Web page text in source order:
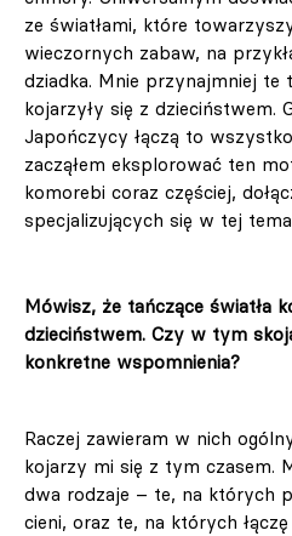
ze światłami, które
wieczornych zabaw, na
dziadka. Mnie przynajmniej te
kojarzyły się z dzieciństwem.
Japończycy łączą to
zacząłem eksplorować ten
komorebi coraz częściej,
specjalizujących się w tej
Mówisz, że tańczące światła
dzieciństwem. Czy w tym
konkretne wspomnienia?
Raczej zawieram w nich
kojarzy mi się z tym czasem.
dwa rodzaje – te, na których
cieni, oraz te, na których